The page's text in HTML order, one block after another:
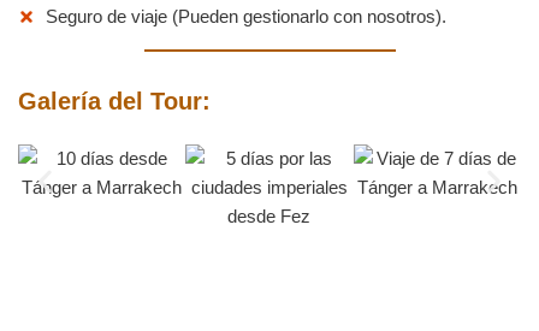
Seguro de viaje (Pueden gestionarlo con nosotros).
Galería del Tour: